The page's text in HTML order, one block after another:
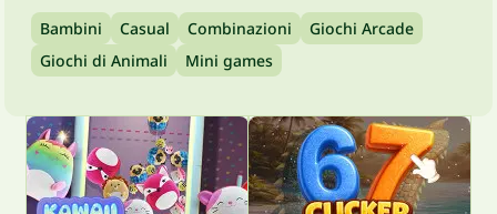
Bambini Casual Combinazioni
Giochi Arcade
Giochi di Animali
Mini games